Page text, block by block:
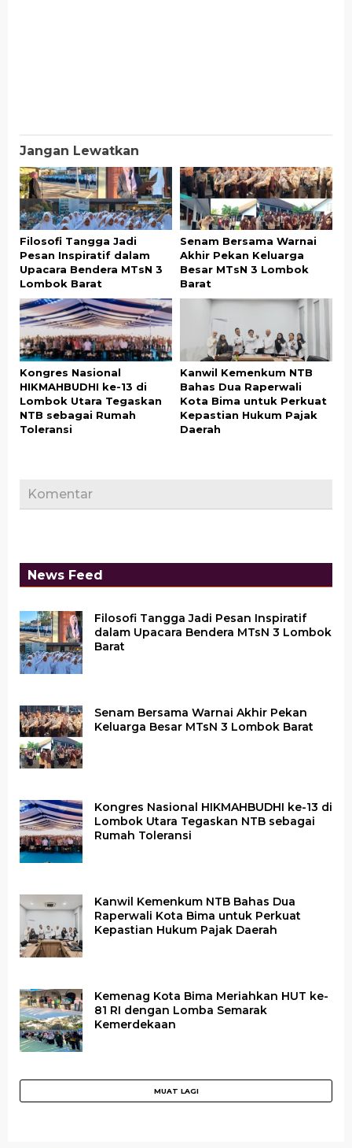
Jangan Lewatkan
Filosofi Tangga Jadi
Pesan Inspiratif dalam
Upacara Bendera MTsN 3
Lombok Barat
Senam Bersama Warnai
Akhir Pekan Keluarga
Besar MTsN 3 Lombok
Barat
Kongres Nasional
HIKMAHBUDHI ke-13 di
Lombok Utara Tegaskan
NTB sebagai Rumah
Toleransi
Kanwil Kemenkum NTB
Bahas Dua Raperwali
Kota Bima untuk Perkuat
Kepastian Hukum Pajak
Daerah
Komentar
News Feed
Filosofi Tangga Jadi Pesan Inspiratif
dalam Upacara Bendera MTsN 3 Lombok
Barat
Senam Bersama Warnai Akhir Pekan
Keluarga Besar MTsN 3 Lombok Barat
Kongres Nasional HIKMAHBUDHI ke-13 di
Lombok Utara Tegaskan NTB sebagai
Rumah Toleransi
Kanwil Kemenkum NTB Bahas Dua
Raperwali Kota Bima untuk Perkuat
Kepastian Hukum Pajak Daerah
Kemenag Kota Bima Meriahkan HUT ke-
81 RI dengan Lomba Semarak
Kemerdekaan
Paslon Amanah Disambut Antusias di